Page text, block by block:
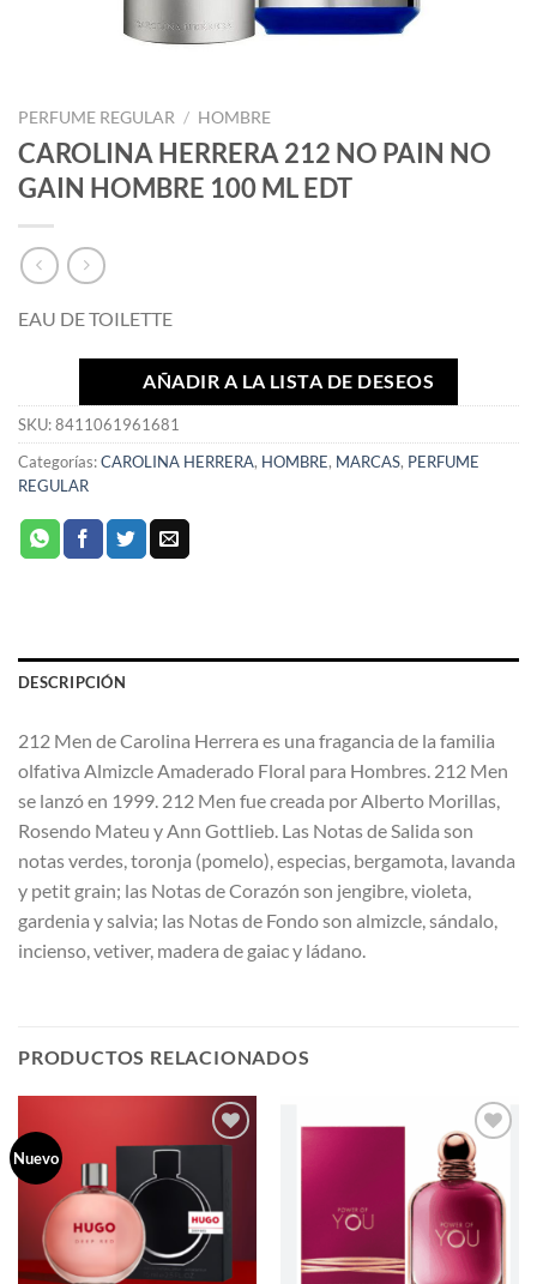
PERFUME REGULAR / HOMBRE
CAROLINA HERRERA 212 NO PAIN NO
GAIN HOMBRE 100 ML EDT
EAU DE TOILETTE
AÑADIR A LA LISTA DE DESEOS
SKU:8411061961681
Categorías:CAROLINA HERRERA, HOMBRE, MARCAS, PERFUME
REGULAR
DESCRIPCIÓN
212 Men de Carolina Herrera es una fragancia de la familia
olfativa Almizcle Amaderado Floral para Hombres. 212 Men
se lanzó en 1999. 212 Men fue creada por Alberto Morillas,
Rosendo Mateu y Ann Gottlieb. Las Notas de Salida son
notas verdes, toronja (pomelo), especias, bergamota, lavanda
y petit grain; las Notas de Corazón son jengibre, violeta,
gardenia y salvia; las Notas de Fondo son almizcle, sándalo,
incienso, vetiver, madera de gaiac y ládano.
PRODUCTOS RELACIONADOS
Nuevo
A LA
LISTA
DE
DESEOS
AÑADIR
A LA
LISTA
DE
DESEOS